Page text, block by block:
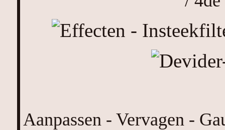
Aanpassen - Vervagen -